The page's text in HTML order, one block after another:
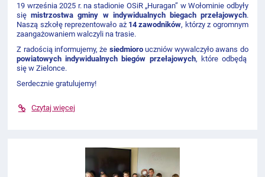
19 września 2025 r. na stadionie OSiR „Huragan” w Wołominie odbyły
sięmistrzostwa gminy w indywidualnych biegach przełajowych.
Naszą szkołę reprezentowało aż 14 zawodników, którzy z ogromnym
zaangażowaniem walczyli na trasie.
Z radością informujemy, że siedmioro uczniów wywalczyło awans do
powiatowych indywidualnych biegów przełajowych, które odbędą
się w Zielonce.
Serdecznie gratulujemy!
Czytaj więcej